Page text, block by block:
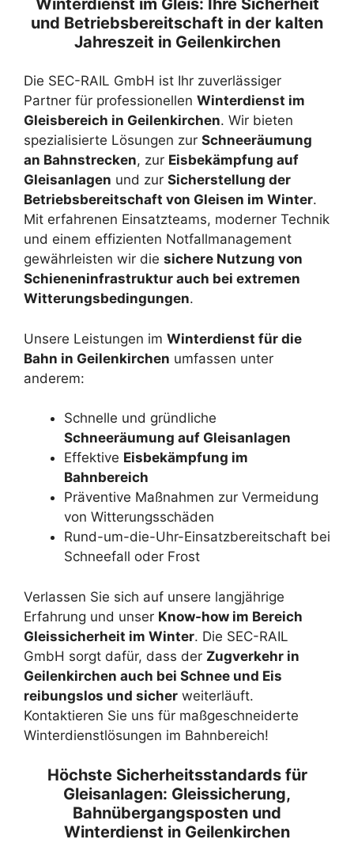
Winterdienst im Gleis: Ihre Sicherheit
und Betriebsbereitschaft in der kalten
Jahreszeit in Geilenkirchen
Die SEC-RAIL GmbH ist Ihr zuverlässiger
Partner für professionellen Winterdienst im
Gleisbereich in Geilenkirchen. Wir bieten
spezialisierte Lösungen zur Schneeräumung
an Bahnstrecken, zur Eisbekämpfung auf
Gleisanlagen und zur Sicherstellung der
Betriebsbereitschaft von Gleisen im Winter.
Mit erfahrenen Einsatzteams, moderner Technik
und einem effizienten Notfallmanagement
gewährleisten wir die sichere Nutzung von
Schieneninfrastruktur auch bei extremen
Witterungsbedingungen.
Unsere Leistungen im Winterdienst für die
Bahn in Geilenkirchen umfassen unter
anderem:
Schnelle und gründliche
Schneeräumung auf Gleisanlagen
Effektive Eisbekämpfung im
Bahnbereich
Präventive Maßnahmen zur Vermeidung
von Witterungsschäden
Rund-um-die-Uhr-Einsatzbereitschaft bei
Schneefall oder Frost
Verlassen Sie sich auf unsere langjährige
Erfahrung und unser Know-how im Bereich
Gleissicherheit im Winter. Die SEC-RAIL
GmbH sorgt dafür, dass der Zugverkehr in
Geilenkirchen auch bei Schnee und Eis
reibungslos und sicher weiterläuft.
Kontaktieren Sie uns für maßgeschneiderte
Winterdienstlösungen im Bahnbereich!
Höchste Sicherheitsstandards für
Gleisanlagen: Gleissicherung,
Bahnübergangsposten und
Winterdienst in Geilenkirchen